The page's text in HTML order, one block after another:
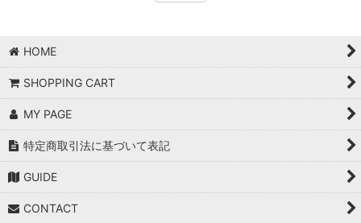
HOME
SHOPPING CART
MY PAGE
特定商取引法に基づいて表記
GUIDE
CONTACT